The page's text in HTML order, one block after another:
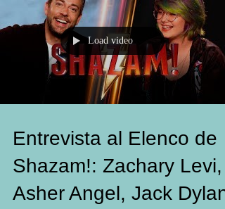
Load video
Entrevista al Elenco de
Shazam!: Zachary Levi,
Asher Angel, Jack Dylan